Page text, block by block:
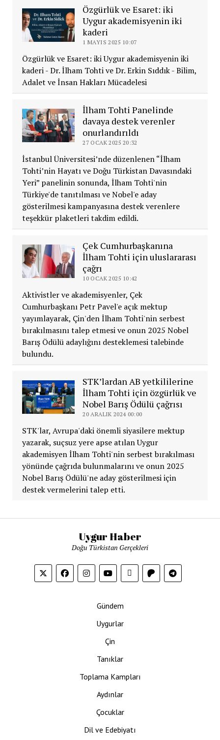
Özgürlük ve Esaret: iki
Uygur akademisyenin iki
kaderi
1 MAYIS 2025 10:07
Özgürlük ve Esaret: iki Uygur akademisyenin iki
kaderi - Dr. İlham Tohti ve Dr. Erkin Sıddık - Bilim,
Adalet ve İnsan Hakları Mücadelesi
İlham Tohti Panelinde
davaya destek verenler
onurlandırıldı
27 OCAK 2025 20:32
İstanbul Üniversitesi’nde düzenlenen “İlham
Tohti’nin Hayatı ve Doğu Türkistan Davasındaki
Yeri” panelinin sonunda, İlham Tohti'nin
Türkiye'de tanıtılması ve Nobel'e aday
gösterilmesi kampanyasına destek verenlere
teşekkür plaketleri takdim edildi.
Çek Cumhurbaşkanına
İlham Tohti için uluslararası
çağrı
10 OCAK 2025 10:42
Aktivistler ve akademisyenler, Çek
Cumhurbaşkanı Petr Pavel'e açık mektup
yayımlayarak, Çin'den İlham Tohti'nin serbest
bırakılmasını talep etmesi ve onun 2025 Nobel
Barış Ödülü adaylığını desteklemesi talebinde
bulundu.
STK’lardan AB yetkililerine
İlham Tohti için özgürlük ve
Nobel Barış Ödülü çağrısı
20 ARALIK 2024 00:00
STK'lar, Avrupa'daki önemli siyasilere mektup
yazarak, suçsuz yere apse atılan Uygur
akademisyen İlham Tohti'nin serbest bırakılması
yönünde çağrıda bulunmalarını ve onun 2025
Nobel Barış Ödülü'ne aday gösterilmesi için
destek vermelerini talep etti.
Uygur Haber
Doğu Türkistan Gerçekleri
Gündem
Uygurlar
Çin
Tanıklar
Toplama Kampları
Aydınlar
Çocuklar
Dil ve Edebiyatı